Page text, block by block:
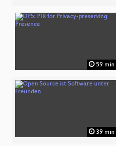
59 min
39 min